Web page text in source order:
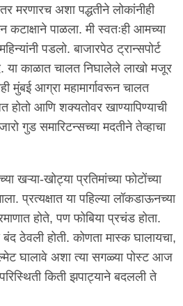
मरणारच अशा पद्धतीने लोकांनीही
पाळला. मी स्वतःही आमच्या
पडलो. बाजारपेठ ट्रान्सपोर्ट
या काळात चालत निघालेले लाखो मजूर
मुंबई आग्रा महामार्गावरून चालत
होतो आणि शक्यतोवर खाण्यापिण्याची
गुड समारिटन्सच्या मदतीने तेव्हाचा
खोट्या प्रतिमांच्या फोटोंच्या
प्रत्यक्षात या पहिल्या लॉकडाऊनच्या
होते, पण फोबिया प्रचंड होता.
बंद ठेवली होती. कोणता मास्क घालायचा,
घालावे अशा त्या सगळ्या पोस्ट आज
किती झपाट्याने बदलली ते